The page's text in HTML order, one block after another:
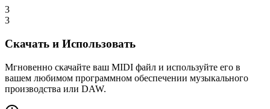
3
3
Скачать и Использовать
Мгновенно скачайте ваш MIDI файл и используйте его в
вашем любимом программном обеспечении музыкального
производства или DAW.